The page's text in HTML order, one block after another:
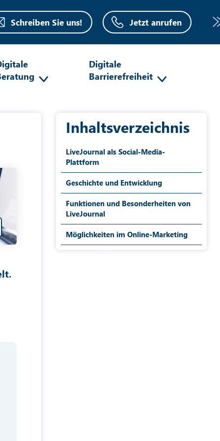
Schreiben Sie uns! Jetzt anrufen
Digitale
Barrierefreiheit
Inhaltsverzeichnis
LiveJournal als Social-Media-
Plattform
Geschichte und Entwicklung
Funktionen und Besonderheiten von
LiveJournal
Möglichkeiten im Online-Marketing